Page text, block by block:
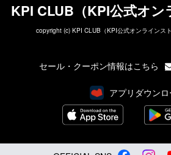
KPI CLUB（KPI公式オン
copyright (c) KPI CLUB（KPI公式オンラインス
セール・クーポン情報はこちら
アプリダウンロ